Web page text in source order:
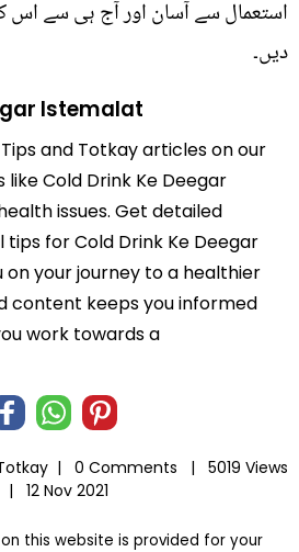
استعمال سے آسان اور آج ہی سے اس
دیں۔
Istemalat
and Totkay articles on our
Cold Drink Ke Deegar
issues. Get detailed
for Cold Drink Ke Deegar
your journey to a healthier
content keeps you informed
work towards a
| 0 Comments |
5019 Views
|
12 Nov 2021
this website is provided for your